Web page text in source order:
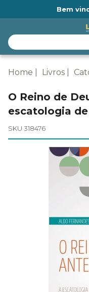
Bem
Home Livros
O Reino de
escatologia
SKU 318476